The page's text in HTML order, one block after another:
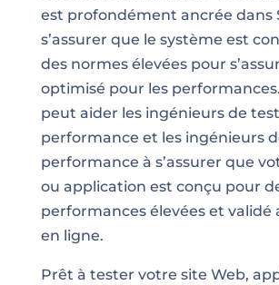
est profondément ancrée dans
s’assurer que le système est
des normes élevées pour
optimisé pour les
peut aider les ingénieurs de
performance et les ingénieurs
performance à s’assurer que
ou application est conçu pour
performances élevées et validé
en ligne.
Prêt à tester votre site Web,